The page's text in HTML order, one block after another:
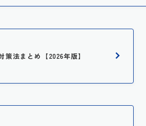
法まとめ【2026年版】